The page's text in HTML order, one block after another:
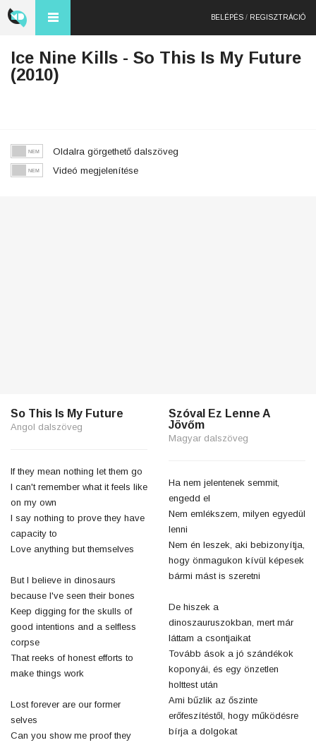
BELÉPÉS / REGISZTRÁCIÓ
Ice Nine Kills - So This Is My Future
(2010)
Oldalra görgethető dalszöveg
Videó megjelenítése
So This Is My Future
Angol dalszöveg
If they mean nothing let them go
I can't remember what it feels like
on my own
I say nothing to prove they have
capacity to
Love anything but themselves
But I believe in dinosaurs
because I've seen their bones
Keep digging for the skulls of
good intentions and a selfless
corpse
That reeks of honest efforts to
make things work
Lost forever are our former
selves
Can you show me proof they
Szóval Ez Lenne A
Jövőm
Magyar dalszöveg
Ha nem jelentenek semmit,
engedd el
Nem emlékszem, milyen egyedül
lenni
Nem én leszek, aki bebizonyítja,
hogy önmagukon kívül képesek
bármi mást is szeretni
De hiszek a
dinoszauruszokban, mert már
láttam a csontjaikat
Tovább ások a jó szándékok
koponyái, és egy önzetlen
holttest után
Ami bűzlik az őszinte
erőfeszítéstől, hogy működésre
bírja a dolgokat